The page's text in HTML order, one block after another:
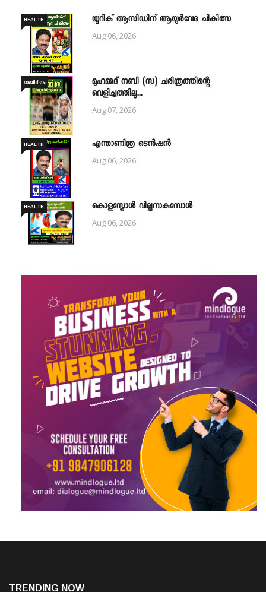
HEALTH യൂറിക് ആസിഡിന് ആയുർവേദ ചികിത്സ
Aug 06, 2026
നബിദിനം
മുഹമ്മദ് നബി (സ) ചരിത്രത്തിന്റെ
വെളിച്ചത്തിലൂ...
Aug 07, 2026
HEALTH എന്താണിത്ര ടെൻഷൻ
Aug 06, 2026
HEALTH കൊളസ്ട്രോൾ വില്ലനാകുമ്പോൾ
Aug 06, 2026
TRENDING NOW